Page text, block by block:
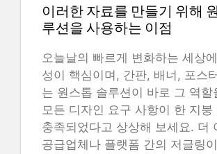
이러한 자료를 만들기 위해
루션을 사용하는 이점
오늘날의 빠르게 변화하는 세상
성이 핵심이며, 간판, 배너, 포스
는 원스톱 솔루션이 바로 그 역할
모든 디자인 요구 사항이 한 지붕
충족되었다고 상상해 보세요. 더
공급업체나 플랫폼 간의 저글링